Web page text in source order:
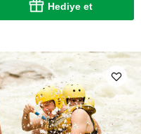
Hediye et